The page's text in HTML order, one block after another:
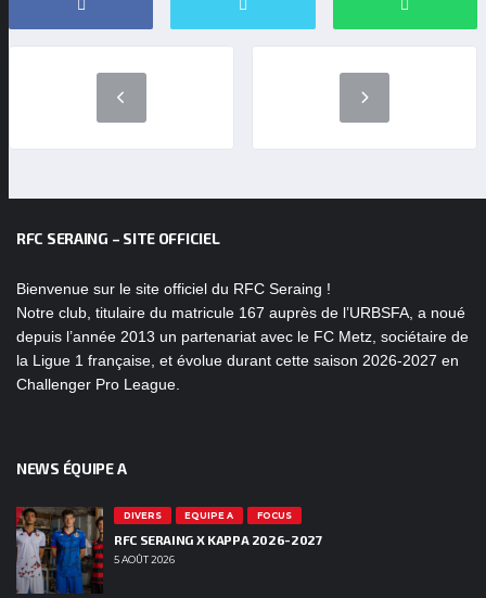
RFC SERAING – SITE OFFICIEL
Bienvenue sur le site officiel du RFC Seraing !
Notre club, titulaire du matricule 167 auprès de l’URBSFA, a noué
depuis l’année 2013 un partenariat avec le FC Metz, sociétaire de
la Ligue 1 française, et évolue durant cette saison 2026-2027 en
Challenger Pro League.
NEWS ÉQUIPE A
DIVERS EQUIPE A FOCUS
RFC SERAING X KAPPA 2026-2027
5 AOÛT 2026